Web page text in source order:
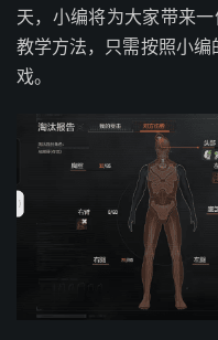
天，小编将为大家带来
教学方法，只需按照小
戏。